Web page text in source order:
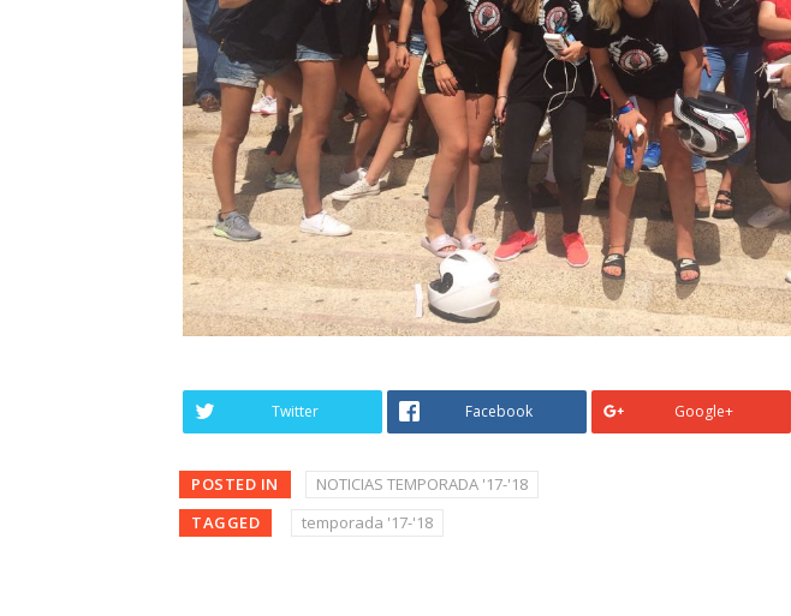
Twitter Facebook Google+
POSTED IN
NOTICIAS TEMPORADA '17-'18
TAGGED
temporada '17-'18